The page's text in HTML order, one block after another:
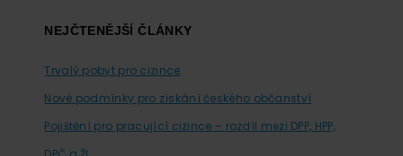
FooterNEJČTENĚJŠÍ ČLÁNKY
Trvalý pobyt pro cizince
Nové podmínky pro získání českého občanství
Pojištění pro pracující cizince – rozdíl mezi DPP, HPP,